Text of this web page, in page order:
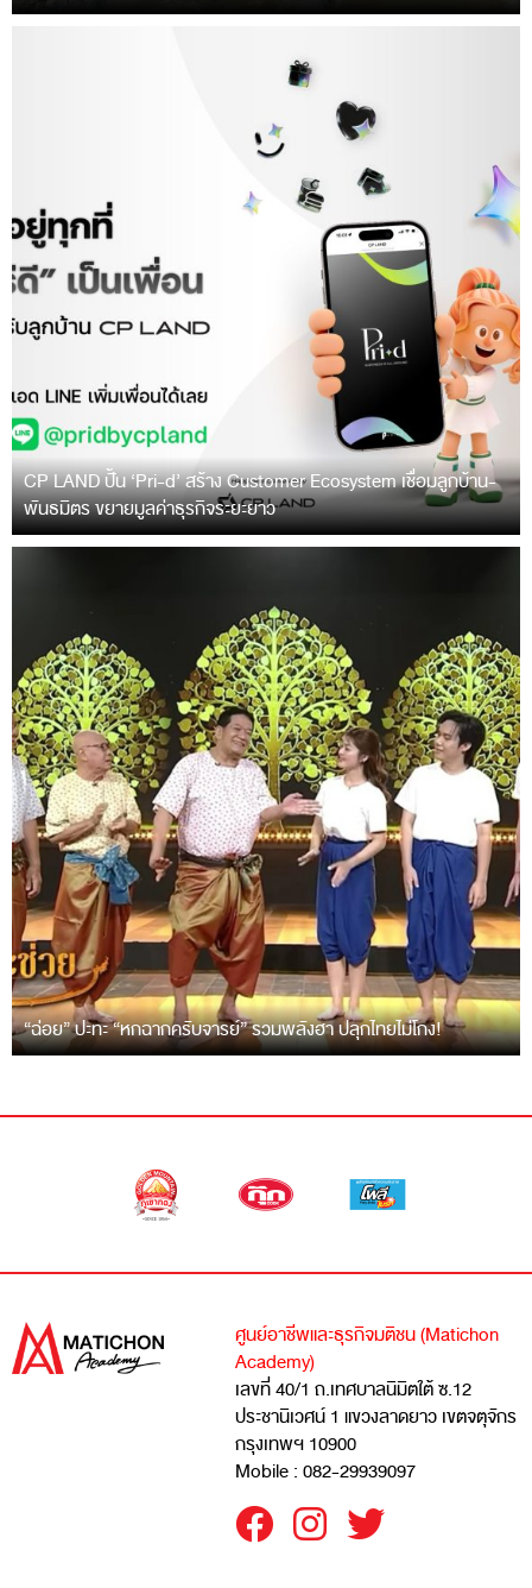
CP LAND ปั้น ‘Pri-d’ สร้าง Customer Ecosystem เชื่อมลูกบ้าน-
พันธมิตร ขยายมูลค่าธุรกิจระยะยาว
“ฉ่อย” ปะทะ “หกฉากครับจารย์” รวมพลังฮา ปลุกไทยไม่โกง!
ศูนย์อาชีพและธุรกิจมติชน (Matichon
Academy)
เลขที่ 40/1 ถ.เทศบาลนิมิตใต้ ซ.12
ประชานิเวศน์ 1 แขวงลาดยาว เขตจตุจักร
กรุงเทพฯ 10900
Mobile : 082-29939097